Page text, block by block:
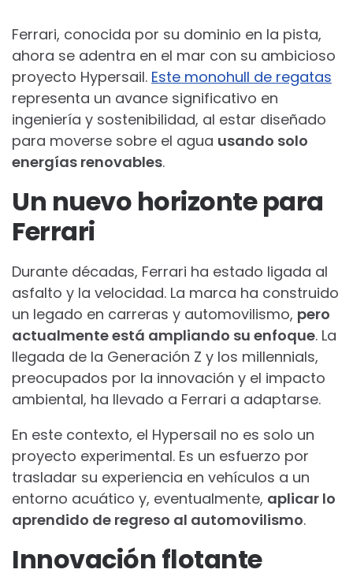
Ferrari, conocida por su dominio en la pista,
ahora se adentra en el mar con su ambicioso
proyecto Hypersail. Este monohull de regatas
representa un avance significativo en
ingeniería y sostenibilidad, al estar diseñado
para moverse sobre el agua usando solo
energías renovables.
Un nuevo horizonte para
Ferrari
Durante décadas, Ferrari ha estado ligada al
asfalto y la velocidad. La marca ha construido
un legado en carreras y automovilismo, pero
actualmente está ampliando su enfoque. La
llegada de la Generación Z y los millennials,
preocupados por la innovación y el impacto
ambiental, ha llevado a Ferrari a adaptarse.
En este contexto, el Hypersail no es solo un
proyecto experimental. Es un esfuerzo por
trasladar su experiencia en vehículos a un
entorno acuático y, eventualmente, aplicar lo
aprendido de regreso al automovilismo.
Innovación flotante